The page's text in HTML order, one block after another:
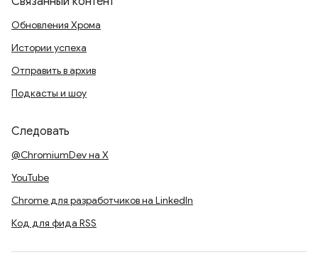
Обновления Хрома
Истории успеха
Отправить в архив
Подкасты и шоу
Следовать
@ChromiumDev на X
YouTube
Chrome для разработчиков на LinkedIn
Код для фида RSS